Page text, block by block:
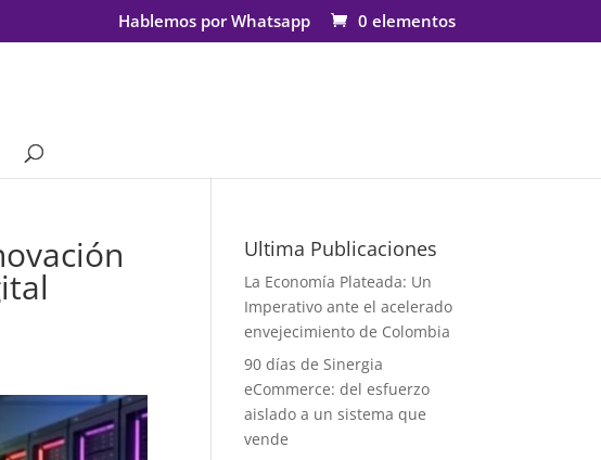
Hablemos por Whatsapp 0 elementos
Ultima Publicaciones
La Economía Plateada: Un
Imperativo ante el acelerado
envejecimiento de Colombia
90 días de Sinergia
eCommerce: del esfuerzo
aislado a un sistema que
vende